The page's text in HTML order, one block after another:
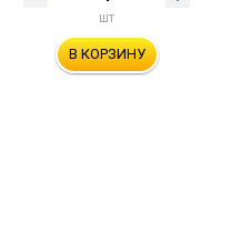
шт
В КОРЗИНУ